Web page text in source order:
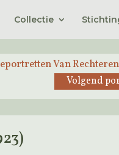
Collectie
Van
Volgend